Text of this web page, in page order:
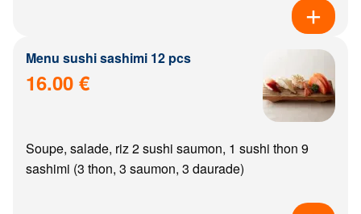
Menu sushi sashimi 12 pcs
16.00 €
Soupe, salade, riz 2 sushi saumon, 1 sushi thon 9
sashimi (3 thon, 3 saumon, 3 daurade)